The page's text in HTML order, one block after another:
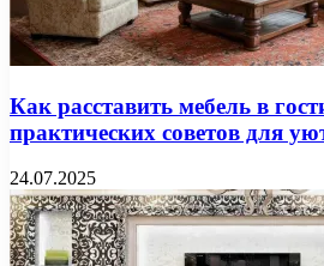
Как расставить мебель в
практических советов для
24.07.2025